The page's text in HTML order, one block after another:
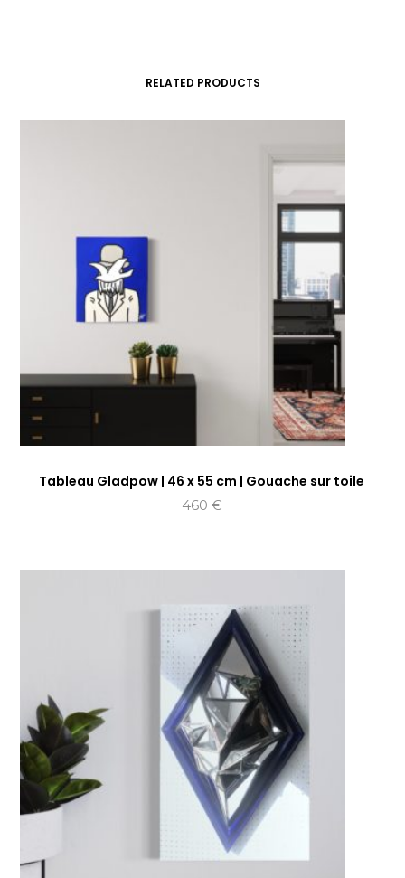
RELATED PRODUCTS
Tableau Gladpow | 46 x 55 cm | Gouache sur toile
460 €